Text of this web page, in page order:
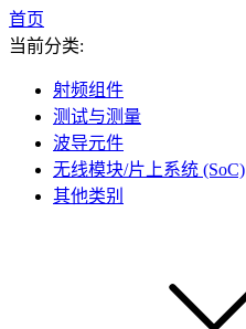
首页
当前分类:
射频组件
测试与测量
波导元件
无线模块/片上系统 (SoC)
其他类别